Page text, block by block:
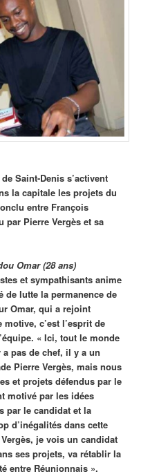
Saint-Denis s’activent
la capitale les projets du
entre François
par Pierre Vergès et sa
Omar (28 ans)
et sympathisants anime
de lutte la permanence de
Omar, qui a rejoint
c’est l’esprit de
« Ici, tout le monde
pas de chef, il y a un
Pierre Vergès, mais nous
et projets défendus par le
motivé par les idées
par le candidat et la
d’inégalités dans cette
je vois un candidat
ses projets, va rétablir la
entre Réunionnais ».